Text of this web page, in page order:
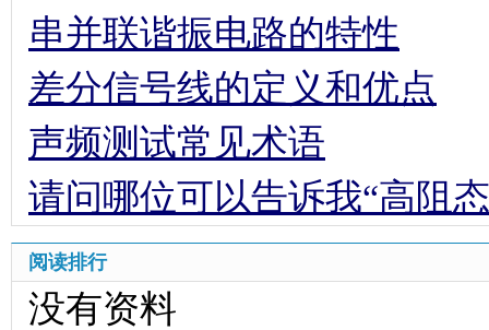
串并联谐振电路的特性
差分信号线的定义和优点
声频测试常见术语
请问哪位可以告诉我“高阻
阅读排行
没有资料